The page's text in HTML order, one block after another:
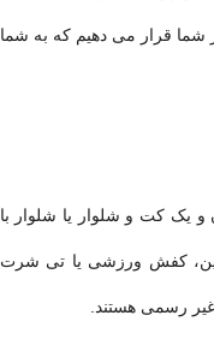
شما قرار می دهیم که به شما
و یک کت و شلوار یا شلوار با
جین، کفش ورزشی یا تی شرت
رسمی هستند.